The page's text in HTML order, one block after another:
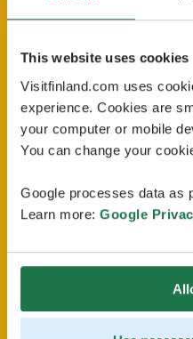
This website uses cookies
Visitfinland.com uses
experience. Cookies are
your computer or mobile
You can change your
Google processes data as
Learn more: Google